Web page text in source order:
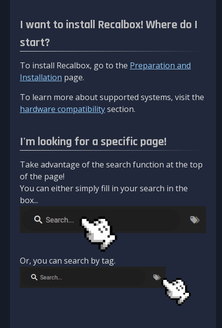
I want to install Recalbox! Where do I
start?
To install Recalbox, go to the Preparation and
Installation page.
To learn more about supported systems, visit the
hardware compatibilitysection.
I'm looking for a specific page!
Take advantage of the search function at the top
of the page!
You can either simply fill in your search in the
box...
Or, you can search by tag.